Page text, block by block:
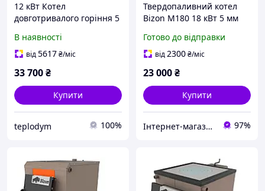
12 кВт Котел
довготривалого горіння 5
В наявності
від5617₴/міс
33 700₴
Купити
teplodym 100%
Твердопаливний котел
Bizon М180 18 кВт 5 мм
Готово до відправки
від2300₴/міс
23 000₴
Купити
Інтернет-магазин "Ochag" 97%